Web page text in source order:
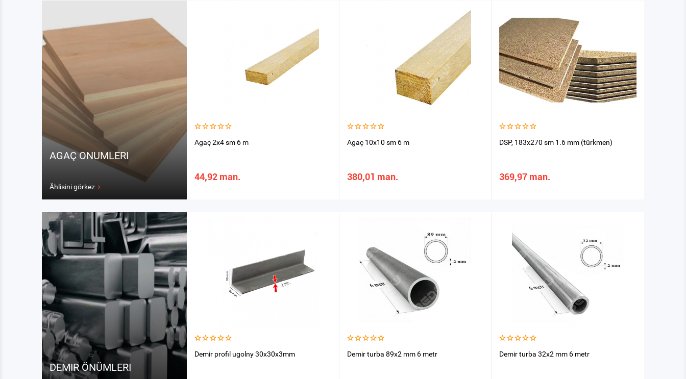
AGAÇ ONUMLERI
Ählisini görkez
Agaç 2x4 sm 6 m
44,92 man.
Agaç 10x10 sm 6 m
380,01 man.
DSP, 183х270 sm 1.6 mm (türkmen)
369,97 man.
DEMIR ÖNÜMLERI
Demir profil ugolny 30x30x3mm Demir turba 89x2 mm 6 metr Demir turba 32x2 mm 6 metr